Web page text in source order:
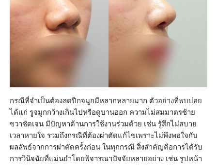
กรณีที่จำเป็นต้องลดปีกจมูกมีหลากหลายมาก ตัวอย่างที่พบบ่อย
ได้แก่ รูจมูกกว้างเกินไปหรือดูบานออก ความไม่สมมาตรซ้าย
ขวาชัดเจน มีปัญหาด้านการใช้งานร่วมด้วย เช่น รู้สึกไม่สบาย
เวลาหายใจ รวมถึงกรณีที่ต้องผ่าตัดแก้ไขเพราะไม่พึงพอใจกับ
ผลลัพธ์จากการผ่าตัดครั้งก่อน ในทุกกรณี สิ่งสำคัญคือการได้รับ
การวินิจฉัยที่แม่นยำโดยพิจารณาปัจจัยหลายอย่าง เช่น รูปหน้า